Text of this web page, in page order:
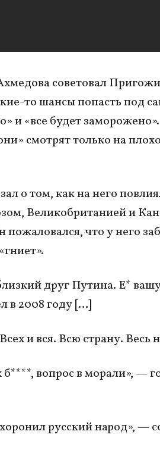
советовал
то шансы попасть под
и «все будет
смотрят только на
о том, как на него
Великобританией и
что у него
друг Путина. Е*
в 2008 году […]
и вся. Всю страну. Весь
б****, вопрос в морали», —
русский народ», —